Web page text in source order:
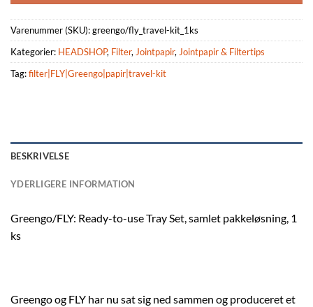
Varenummer (SKU):greengo/fly_travel-kit_1ks
Kategorier: HEADSHOP, Filter, Jointpapir, Jointpapir & Filtertips
Tag:filter|FLY|Greengo|papir|travel-kit
BESKRIVELSE
YDERLIGERE INFORMATION
Greengo/FLY: Ready-to-use Tray Set, samlet pakkeløsning, 1
ks
Greengo og FLY har nu sat sig ned sammen og produceret et